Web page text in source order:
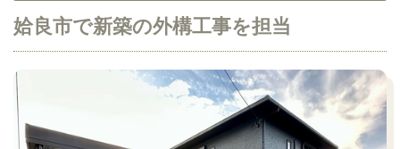
姶良市で新築の外構工事を担当